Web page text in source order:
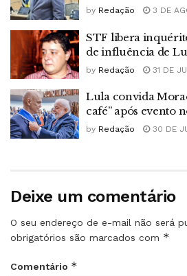
by Redação 3 DE
STF libera
de influência de
by Redação 31 DE
Lula convida
café” após evento
by Redação 30 DE
Deixe um comentário
O seu endereço de e-mail não será
obrigatórios são marcados com *
Comentário *